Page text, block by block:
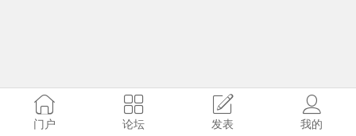
门户 论坛 发表 我的